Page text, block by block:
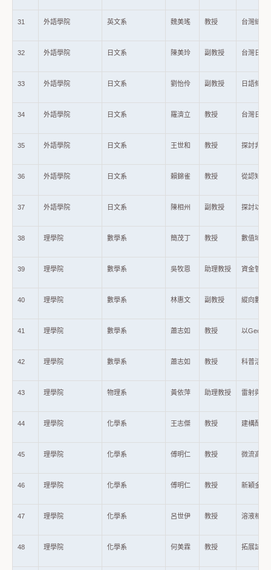
31 外語學院 英文系 魏美瑤 教授 台灣總統
32 外語學院 日文系 陳美玲 副教授 台灣日語
33 外語學院 日文系 劉怡伶 副教授 日語條件
34 外語學院 日文系 羅濟立 教授 台灣日語
35 外語學院 日文系 王世和 教授 探討非言
36 外語學院 日文系 賴錦雀 教授 從認知語
37 外語學院 日文系 陳相州 副教授 探討以中
38 理學院 數學系 簡茂丁 教授 數值域產
39 理學院 數學系 吳牧恩 助理教授 資金管理
40 理學院 數學系 林惠文 副教授 縱向數據
41 理學院 數學系 蕭志如 教授 以
42 理學院 數學系 蕭志如 教授 科普活動
43 理學院 物理系 黃依萍 助理教授 雷射與奈
44 理學院 化學系 王志傑 教授 建構配位
45 理學院 化學系 傅明仁 教授 微流高分
46 理學院 化學系 傅明仁 教授 新穎金屬
47 理學院 化學系 呂世伊 教授 溶液相π
48 理學院 化學系 何美霖 教授 拓展試紙